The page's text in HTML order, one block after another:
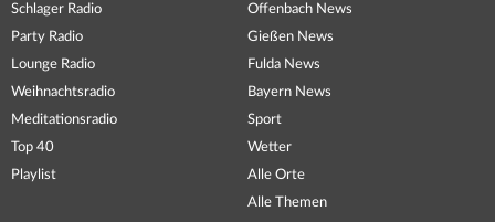
Schlager Radio
Party Radio
Lounge Radio
Weihnachtsradio
Meditationsradio
Top 40
Playlist
Offenbach News
Gießen News
Fulda News
Bayern News
Sport
Wetter
Alle Orte
Alle Themen